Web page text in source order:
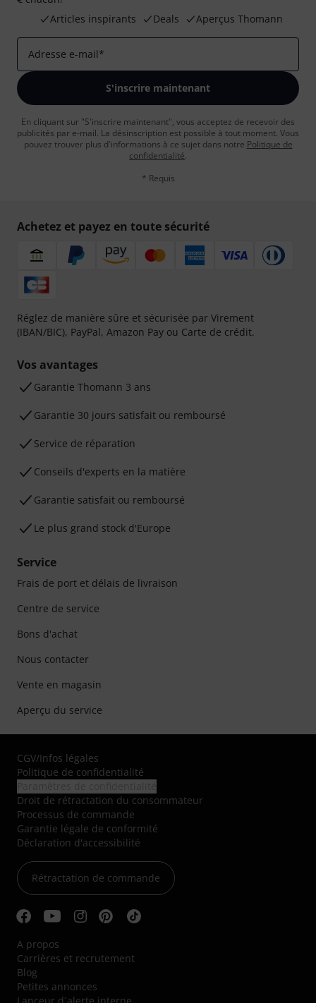
Articles inspirants
Deals Aperçus Thomann
Adresse e-mail*
S'inscrire maintenant
En cliquant sur "S'inscrire maintenant", vous acceptez de recevoir des
publicités par e-mail. La désinscription est possible à tout moment. Vous
pouvez trouver plus d'informations à ce sujet dans notre Politique de
confidentialité.
* Requis
Achetez et payez en toute sécurité
Réglez de manière sûre et sécurisée par Virement
(IBAN/BIC), PayPal, Amazon Pay ou Carte de crédit.
Vos avantages
Ga­ran­tie Thomann 3 ans
Garantie 30 jours satisfait ou remboursé
Service de réparation
Conseils d'experts en la matière
Garantie satisfait ou remboursé
Le plus grand stock d'Europe
Service
Frais de port et délais de livraison
Centre de service
Bons d'achat
Nous contacter
Vente en magasin
Aperçu du service
CGV/Infos légales
Politique de confidentialité
Droit de rétractation du consommateur
Processus de commande
Garantie légale de conformité
Déclaration d'accessibilité
Rétractation de commande
A propos
Carrières et recrutement
Blog
Petites annonces